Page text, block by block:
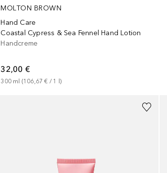
MOLTON BROWN
Hand Care
Coastal Cypress & Sea Fennel Hand Lotion
Handcreme
32,00 €
300 ml (106,67 € / 1 )